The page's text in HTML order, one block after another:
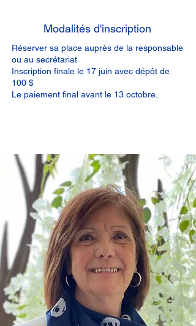
Modalités d'inscription
Réserver sa place auprès de la responsable
ou au secrétariat
Inscription finale le 17 juin avec dépôt de
100 $
Le paiement final avant le 13 octobre.